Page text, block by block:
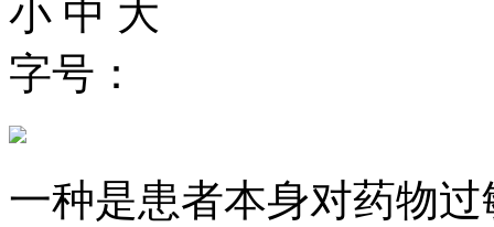
小 中 大
字号：
一种是患者本身对药物